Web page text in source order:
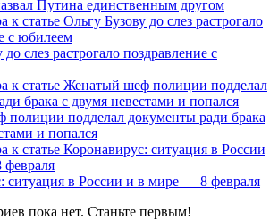
Путина единственным другом
слез растрогало поздравление с
подделал документы ради брака
и попался
ситуация в России и в мире — 8 февраля
пока нет. Станьте первым!